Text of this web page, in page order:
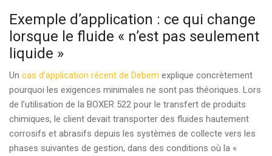
Exemple d’application : ce qui change
lorsque le fluide « n’est pas seulement
liquide »
Un cas d’application récent de Debem explique concrètement
pourquoi les exigences minimales ne sont pas théoriques. Lors
de l’utilisation de la BOXER 522 pour le transfert de produits
chimiques, le client devait transporter des fluides hautement
corrosifs et abrasifs depuis les systèmes de collecte vers les
phases suivantes de gestion, dans des conditions où la «